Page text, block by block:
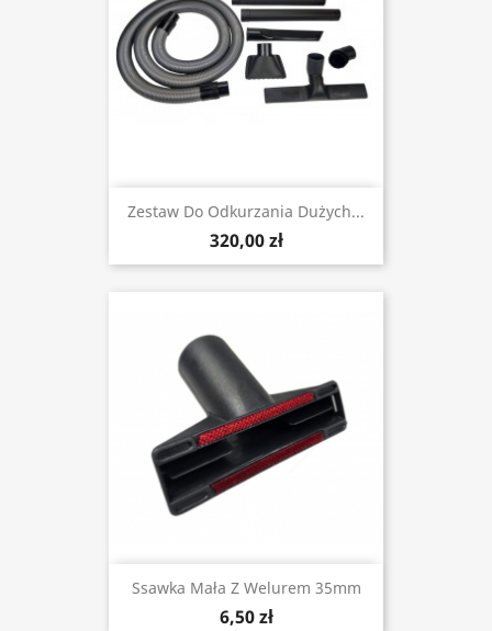
Zestaw Do Odkurzania Dużych...
320,00 zł
Ssawka Mała Z Welurem 35mm
6,50 zł